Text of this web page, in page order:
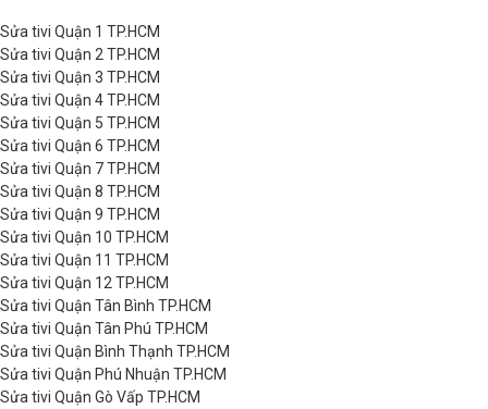
Sửa tivi Quận 1 TP.HCM
Sửa tivi Quận 2 TP.HCM
Sửa tivi Quận 3 TP.HCM
Sửa tivi Quận 4 TP.HCM
Sửa tivi Quận 5 TP.HCM
Sửa tivi Quận 6 TP.HCM
Sửa tivi Quận 7 TP.HCM
Sửa tivi Quận 8 TP.HCM
Sửa tivi Quận 9 TP.HCM
Sửa tivi Quận 10 TP.HCM
Sửa tivi Quận 11 TP.HCM
Sửa tivi Quận 12 TP.HCM
Sửa tivi Quận Tân Bình TP.HCM
Sửa tivi Quận Tân Phú TP.HCM
Sửa tivi Quận Bình Thạnh TP.HCM
Sửa tivi Quận Phú Nhuận TP.HCM
Sửa tivi Quận Gò Vấp TP.HCM